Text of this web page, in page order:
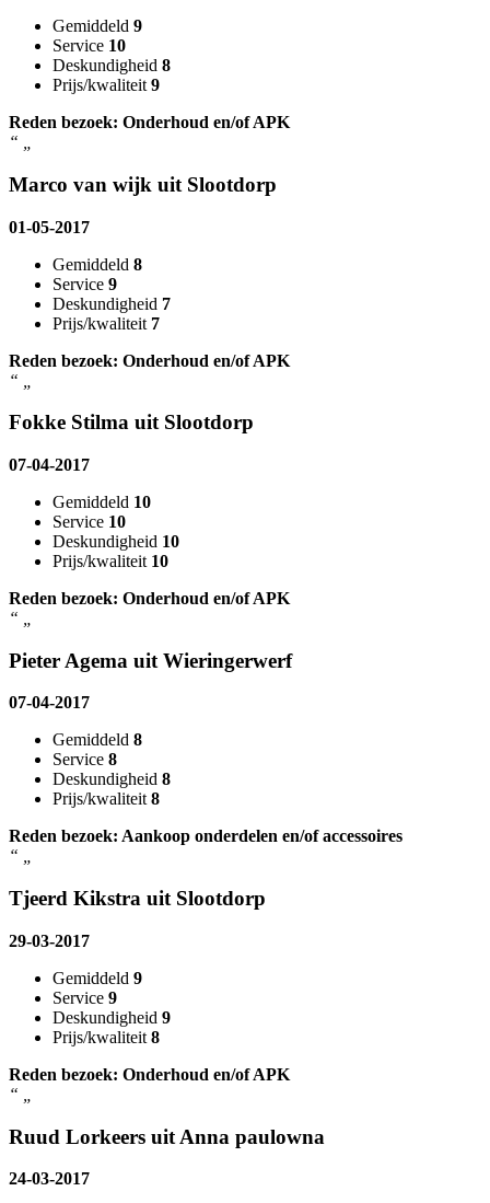
Gemiddeld 9
Service 10
Deskundigheid 8
Prijs/kwaliteit 9
Reden bezoek: Onderhoud en/of APK
“
Marco van wijk uit Slootdorp
01-05-2017
Gemiddeld 8
Service 9
Deskundigheid 7
Prijs/kwaliteit 7
Reden bezoek: Onderhoud en/of APK
“
Fokke Stilma uit Slootdorp
07-04-2017
Gemiddeld 10
Service 10
Deskundigheid 10
Prijs/kwaliteit 10
Reden bezoek: Onderhoud en/of APK
“
Pieter Agema uit Wieringerwerf
07-04-2017
Gemiddeld 8
Service 8
Deskundigheid 8
Prijs/kwaliteit 8
Reden bezoek: Aankoop onderdelen en/of accessoires
“
Tjeerd Kikstra uit Slootdorp
29-03-2017
Gemiddeld 9
Service 9
Deskundigheid 9
Prijs/kwaliteit 8
Reden bezoek: Onderhoud en/of APK
“
Ruud Lorkeers uit Anna paulowna
24-03-2017